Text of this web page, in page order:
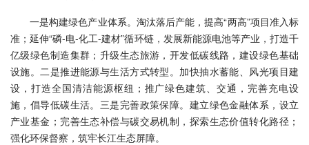
一是构建绿色产业体系。淘汰落后产能，提高“两高”项目准入标
准；延伸“磷-电-化工-建材”循环链，发展新能源电池等产业，打造千
亿级绿色制造集群；升级生态旅游，开发低碳线路，建设绿色基础
设施。二是推进能源与生活方式转型。加快抽水蓄能、风光项目建
设，打造全国清洁能源枢纽；推广绿色建筑、交通，完善充电设
施，倡导低碳生活。三是完善政策保障。建立绿色金融体系，设立
产业基金；完善生态补偿与碳交易机制，探索生态价值转化路径；
强化环保督察，筑牢长江生态屏障。